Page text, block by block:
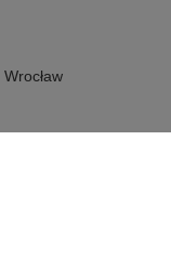
Wrocław